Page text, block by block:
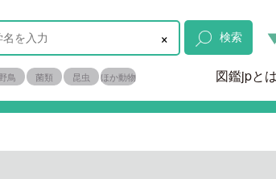
× 検索
野鳥 菌類 昆虫 ほか動物 図鑑jpと